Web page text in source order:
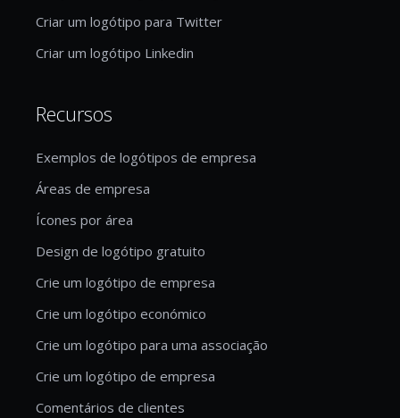
Criar um logótipo para Twitter
Criar um logótipo Linkedin
Recursos
Exemplos de logótipos de empresa
Áreas de empresa
Ícones por área
Design de logótipo gratuito
Crie um logótipo de empresa
Crie um logótipo económico
Crie um logótipo para uma associação
Crie um logótipo de empresa
Comentários de clientes